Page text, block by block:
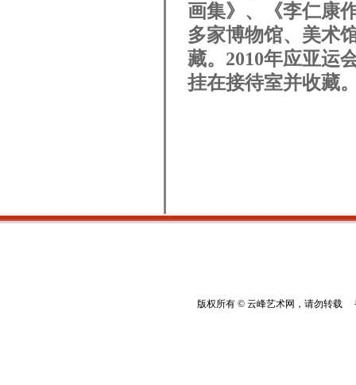
画集》、《李仁康
多家博物馆、美术
藏。2010年应亚运
挂在接待室并收藏
版权所有 © 云峰艺术网，请勿转载